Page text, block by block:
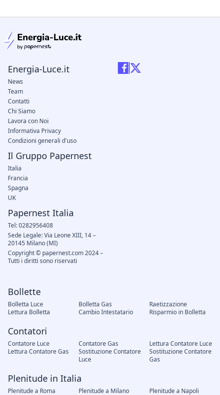
Bollette
Bolletta Luce Bolletta Gas
Raetizzazione
Lettura Bolletta
Cambio Intestatario Risparmio in Bolletta
Contatori
Contatore Luce Contatore Gas
Lettura Contatore Luce
Lettura Contatore Gas
Sostituzione Contatore
Luce
Sostituzione Contatore
Gas
Plenitude in Italia
Plenitude a Roma Plenitude a Milano
Plenitude a Napoli
Energia-Luce.it
News
Team
Contatti
Chi Siamo
Lavora con Noi
Informativa Privacy
Condizioni generali d'uso
Il Gruppo Papernest
Italia
Francia
Spagna
UK
Papernest Italia
Tel: 0282956408
Sede Legale: Via Leone XIII, 14 –
20145 Milano (MI)
Copyright © papernest.com 2024 –
Tutti i diritti sono riservati